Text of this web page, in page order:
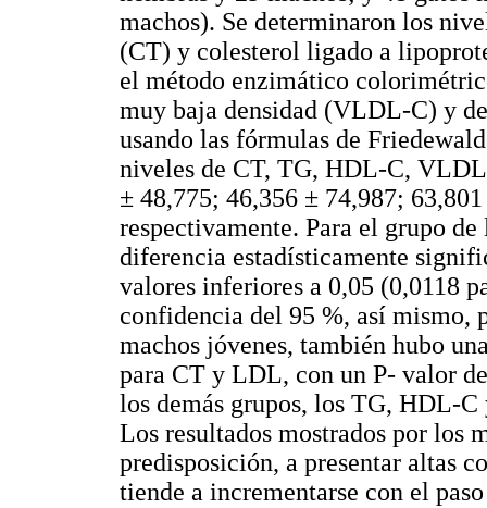
machos). Se determinaron los
(CT) y colesterol ligado a
el método enzimático
muy baja densidad (VLDL-C) y
usando las fórmulas de
niveles de CT, TG, HDL-C,
± 48,775; 46,356 ± 74,987;
respectivamente. Para el grupo
diferencia estadísticamente
valores inferiores a 0,05 (0,0118
confidencia del 95 %, así mismo,
machos jóvenes, también hubo
para CT y LDL, con un P- valor
los demás grupos, los TG, HDL-
Los resultados mostrados por los
predisposición, a presentar altas
tiende a incrementarse con el